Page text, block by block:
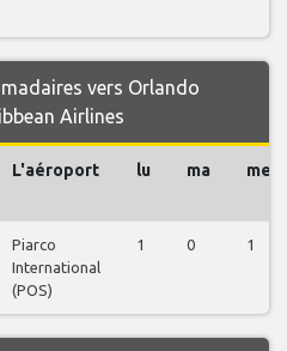
vers Orlando
Airlines
L'aéroport lu ma me
Piarco
International
(POS)
1 0 1